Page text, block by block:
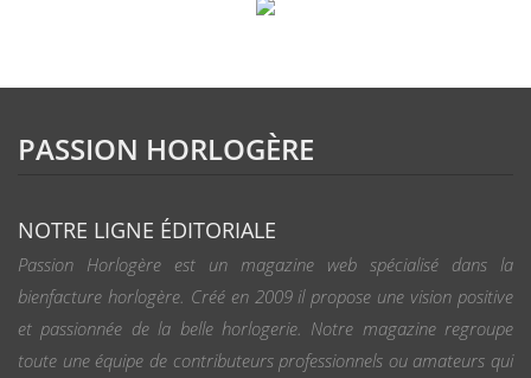
PASSION HORLOGÈRE
NOTRE LIGNE ÉDITORIALE
Passion Horlogère est un magazine web spécialisé dans la
bienfacture horlogère. Créé en 2009 il propose une vision positive
et passionnée de la belle horlogerie. Notre magazine regroupe
toute une équipe de contributeurs professionnels ou amateurs qui